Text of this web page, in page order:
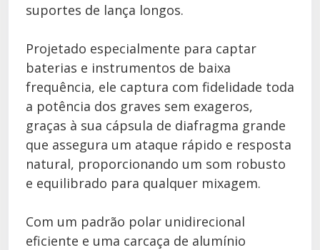
suportes de lança longos.
Projetado especialmente para captar
baterias e instrumentos de baixa
frequência, ele captura com fidelidade toda
a potência dos graves sem exageros,
graças à sua cápsula de diafragma grande
que assegura um ataque rápido e resposta
natural, proporcionando um som robusto
e equilibrado para qualquer mixagem.
Com um padrão polar unidirecional
eficiente e uma carcaça de alumínio